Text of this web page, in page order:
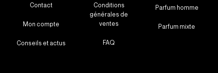
Contact
Mon compte
Conseils et actus
Conditions
générales de
ventes
FAQ
Parfum homme
Parfum mixte